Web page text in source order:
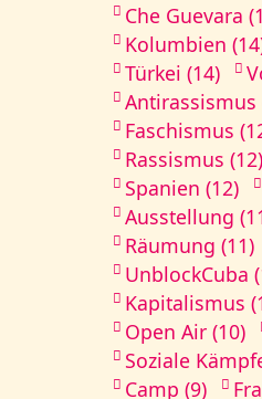
Che Guevara
Kolumbien
Türkei (14)
Antirassismus
Faschismus
Rassismus (12)
Spanien (12)
Ausstellung
Räumung (11)
UnblockCuba
Kapitalismus
Open Air (10)
Soziale
Camp (9)